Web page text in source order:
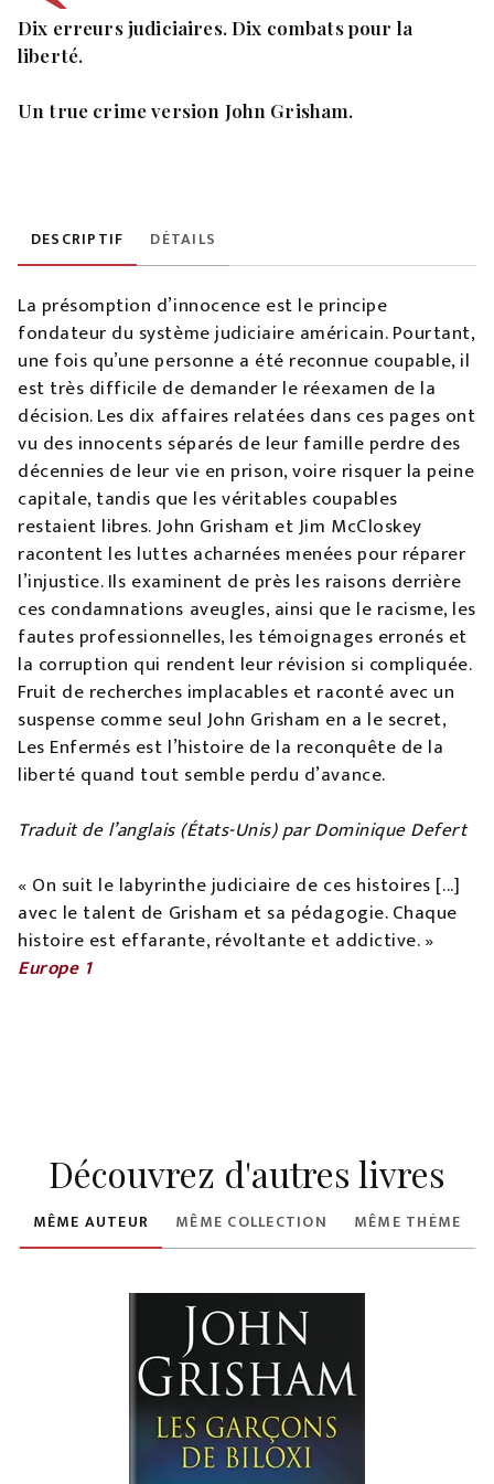
Dix erreurs judiciaires. Dix combats pour la
liberté.
Un true crime version John Grisham.
DESCRIPTIF DÉTAILS
La présomption d’innocence est le principe
fondateur du système judiciaire américain. Pourtant,
une fois qu’une personne a été reconnue coupable, il
est très difficile de demander le réexamen de la
décision. Les dix affaires relatées dans ces pages ont
vu des innocents séparés de leur famille perdre des
décennies de leur vie en prison, voire risquer la peine
capitale, tandis que les véritables coupables
restaient libres. John Grisham et Jim McCloskey
racontent les luttes acharnées menées pour réparer
l’injustice. Ils examinent de près les raisons derrière
ces condamnations aveugles, ainsi que le racisme, les
fautes professionnelles, les témoignages erronés et
la corruption qui rendent leur révision si compliquée.
Fruit de recherches implacables et raconté avec un
suspense comme seul John Grisham en a le secret,
Les Enfermés est l’histoire de la reconquête de la
liberté quand tout semble perdu d’avance.
Traduit de l’anglais (États-Unis) par Dominique Defert
« On suit le labyrinthe judiciaire de ces histoires [...]
avec le talent de Grisham et sa pédagogie. Chaque
histoire est effarante, révoltante et addictive. »
Europe 1
Découvrez d'autres livres
MÊME AUTEUR MÊME COLLECTION MÊME THÈME